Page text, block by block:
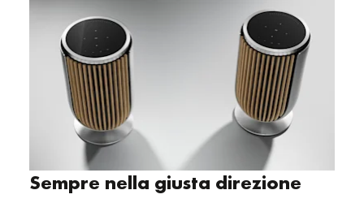
Sempre nella giusta direzione